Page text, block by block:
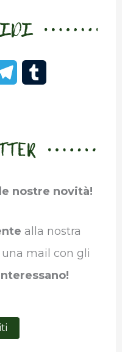
e
r
b
r
nostre novità!
alla nostra
mail con gli